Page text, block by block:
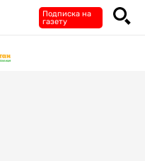
Подписка на
газету